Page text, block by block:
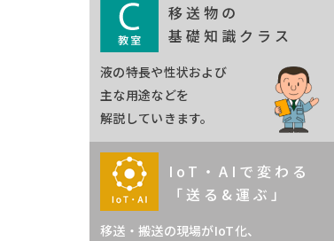
移送物の
基礎知識クラス
液の特長や性状および
主な用途などを
解説していきます。
IoT・AIで変わる
「送る&運ぶ」
移送・搬送の現場がIoT化、